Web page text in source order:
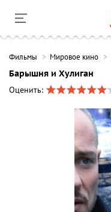
Фильмы Мировое кино
Барышня и Хулиган
Оценить: